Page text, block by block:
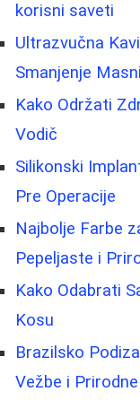
korisni saveti
Ultrazvučna
Smanjenje
Kako Održati
Vodič
Silikonski
Pre Operacije
Najbolje Farbe
Pepeljaste i
Kako Odabrati
Kosu
Brazilsko
Vežbe i